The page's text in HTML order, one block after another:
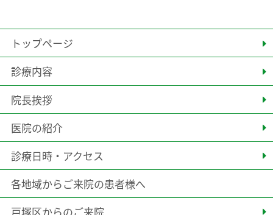
トップページ
診療内容
院長挨拶
医院の紹介
診療日時・アクセス
各地域からご来院の患者様へ
戸塚区からのご来院